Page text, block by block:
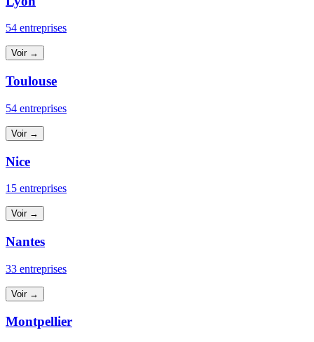
54 entreprises
Voir →
Toulouse
54 entreprises
Voir →
Nice
15 entreprises
Voir →
Nantes
33 entreprises
Voir →
Montpellier